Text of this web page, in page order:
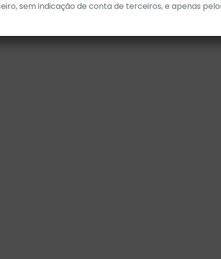
sem indicação de conta de terceiros, e apenas